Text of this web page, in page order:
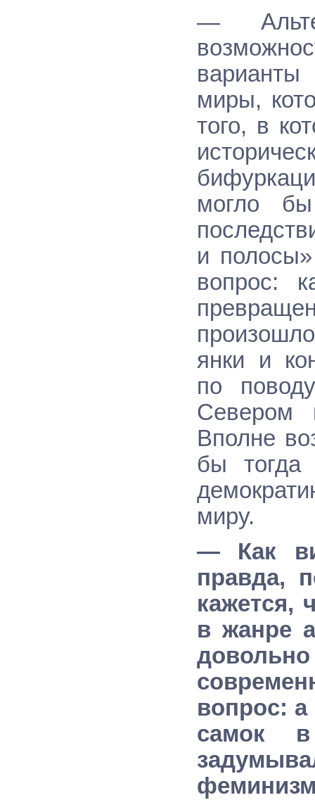
—
варианты
миры,
того, в
могло
и
вопрос:
янки и
по
Вполне
бы тогда
миру.
— Как
правда,
кажется,
в жанре
вопрос:
самок